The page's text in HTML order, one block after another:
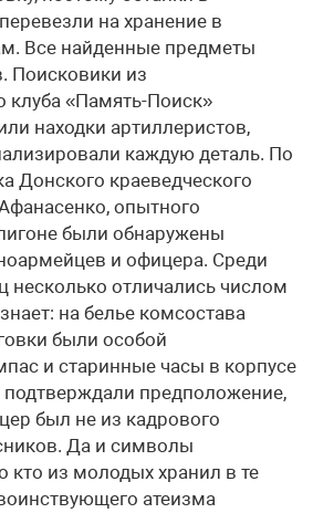
на хранение в
Все найденные предметы
Поисковики из
клуба «Память-Поиск»
находки артиллеристов,
каждую деталь. По
Донского краеведческого
опытного
были обнаружены
и офицера. Среди
несколько отличались числом
на белье комсостава
были особой
и старинные часы в корпусе
подтверждали предположение,
был не из кадрового
Да и символы
кто из молодых хранил в те
атеизма